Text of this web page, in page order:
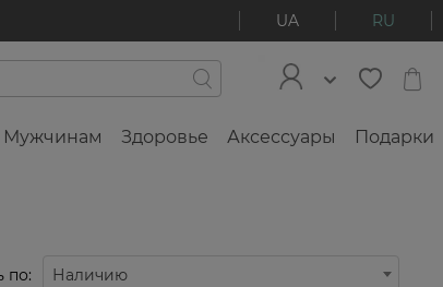
UA RU
Мужчинам Здоровье Аксессуары Подарки
по: Наличию